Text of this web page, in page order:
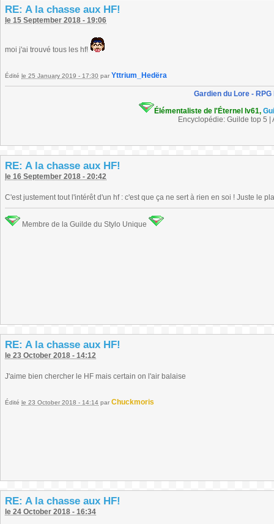
RE: A la chasse aux HF!
le 15 September 2018 - 19:06
moi j'ai trouvé tous les hf!
Édité le 25 January 2019 - 17:30 par Yttrium_Hedëra
Gardien du Lore - RPG
Élémentaliste de l'Éternel lv61,
Encyclopédie: Guilde top 5 |
RE: A la chasse aux HF!
le 16 September 2018 - 20:42
C'est justement tout l'intérêt d'un hf : c'est que ça ne sert à rien en soi ! Juste le
Membre de la Guilde du Stylo Unique
RE: A la chasse aux HF!
le 23 October 2018 - 14:12
J'aime bien chercher le HF mais certain on l'air balaise
Édité le 23 October 2018 - 14:14 par Chuckmoris
RE: A la chasse aux HF!
le 24 October 2018 - 16:34